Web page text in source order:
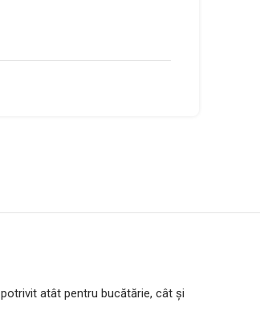
atât pentru bucătărie, cât și